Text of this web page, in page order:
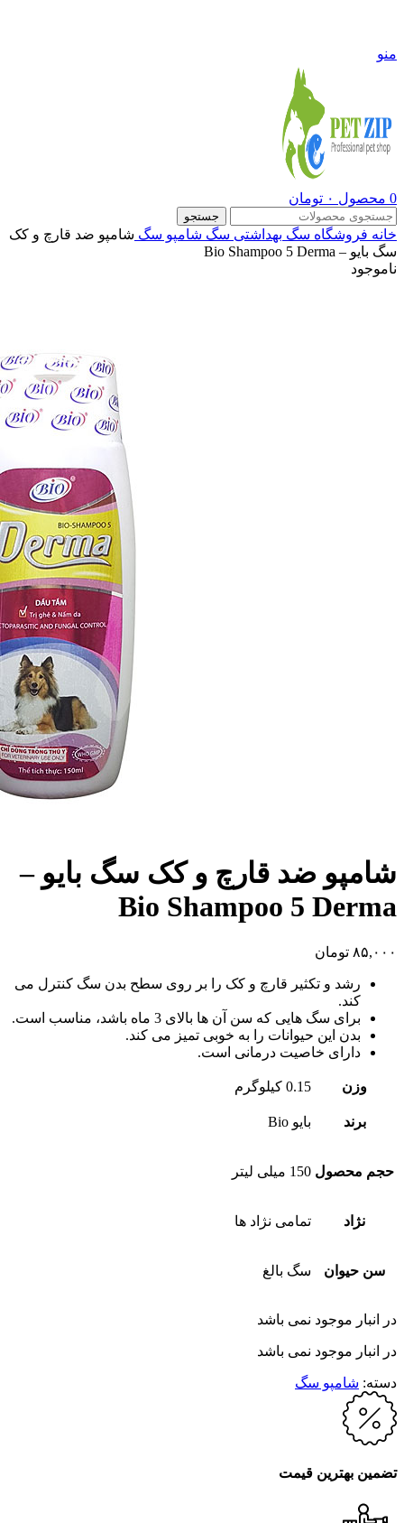
منو
0 محصول ۰ تومان
جستجو
خانه فروشگاه سگ بهداشتی سگ شامپو سگ شامپو ضد قارچ و کک
سگ بایو – Bio Shampoo 5 Derma
ناموجود
شامپو ضد قارچ و کک سگ بایو –
Bio Shampoo 5 Derma
۸۵,۰۰۰ تومان
رشد و تکثیر قارچ و کک را بر روی سطح بدن سگ کنترل می
کند.
برای سگ هایی که سن آن ها بالای 3 ماه باشد، مناسب است.
بدن این حیوانات را به خوبی تمیز می کند.
دارای خاصیت درمانی است.
وزن 0.15 کیلوگرم
برند بایو Bio
حجم محصول 150 میلی لیتر
نژاد تمامی نژاد ها
سن حیوان سگ بالغ
در انبار موجود نمی باشد
در انبار موجود نمی باشد
دسته: شامپو سگ
تضمین بهترین قیمت